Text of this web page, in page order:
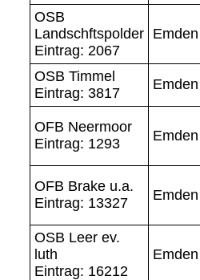
OSB
Landschftspolder
Eintrag: 2067
Emden
OSB Timmel
Eintrag: 3817
Emden
OFB Neermoor
Eintrag: 1293
Emden
OFB Brake u.a.
Eintrag: 13327
Emden
OSB Leer ev.
luth
Eintrag: 16212
Emden